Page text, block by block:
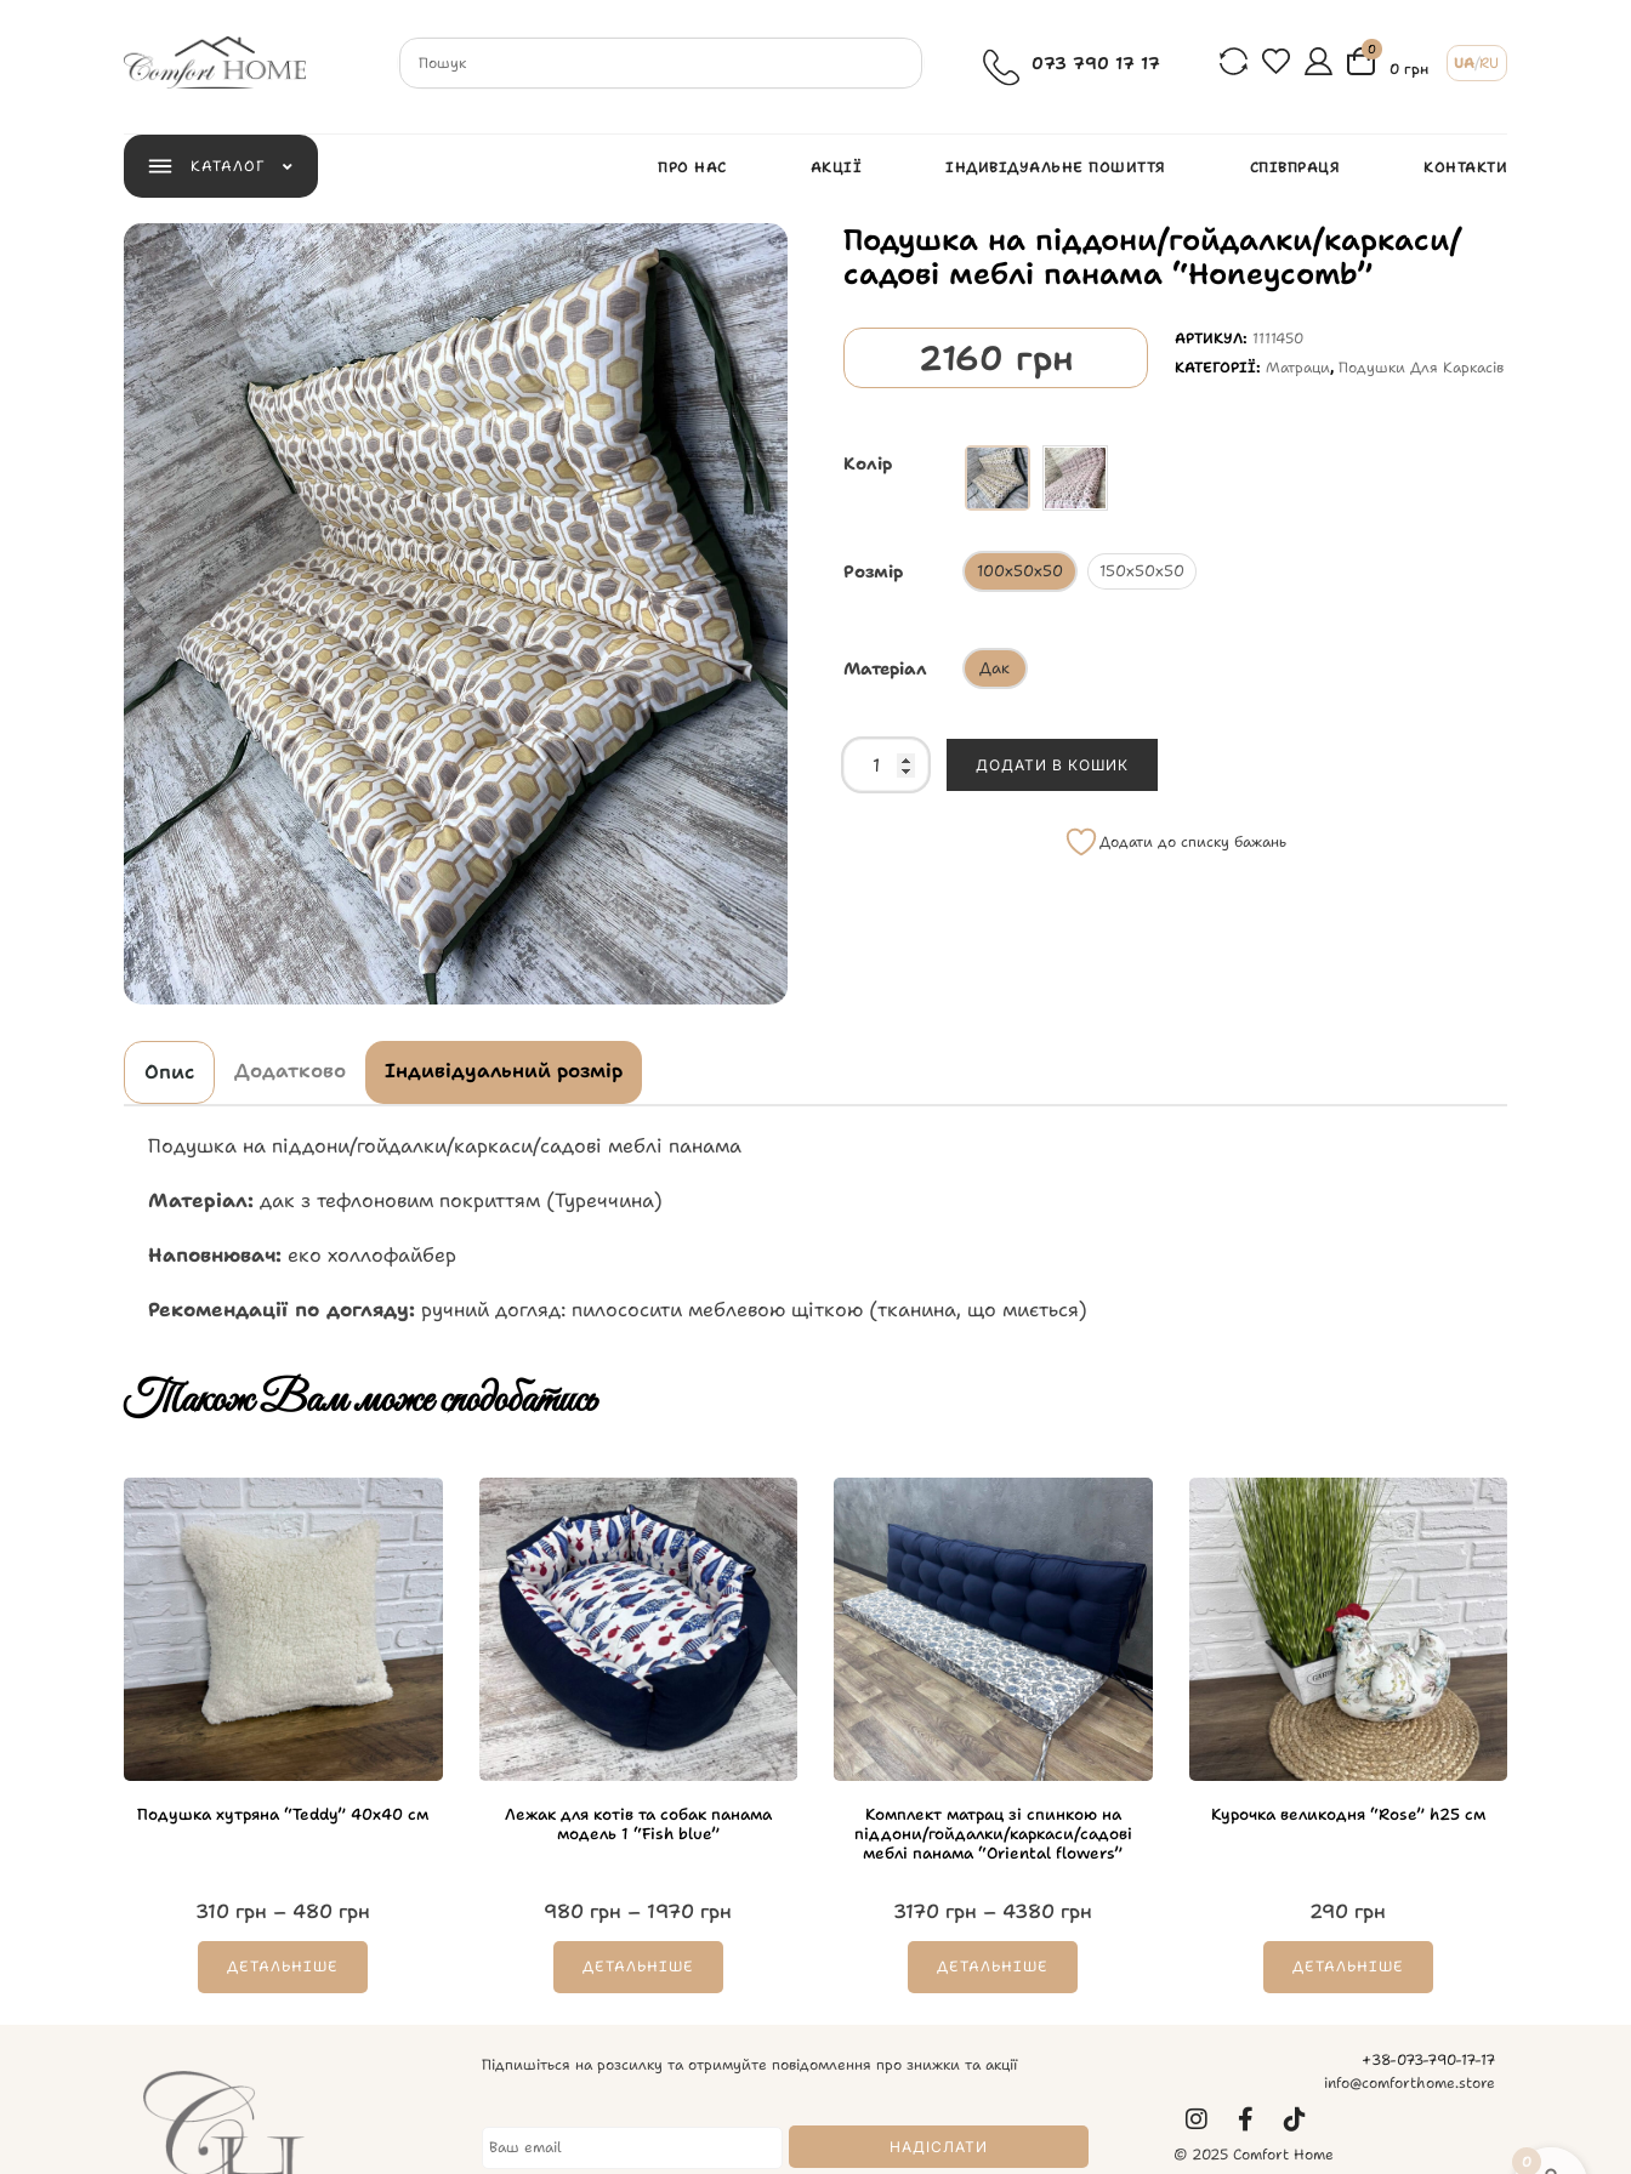
073 790 17 17
0
0 грн UA/RU
КАТАЛОГ ПРО НАС АКЦІЇ ІНДИВІДУАЛЬНЕ ПОШИТТЯ СПІВПРАЦЯ КОНТАКТИ
Подушка на піддони/гойдалки/каркаси/
садові меблі панама “Honeycomb”
2160 грн АРТИКУЛ: 1111450
КАТЕГОРІЇ:Матраци,Подушки Для Каркасів
Колір
Розмір 100х50х50 150х50х50
Матеріал Дак
ДОДАТИ В КОШИК
Додати до списку бажань
Опис Додатково Індивідуальний розмір
Подушка на піддони/гойдалки/каркаси/садові меблі панама
Матеріал: дак з тефлоновим покриттям (Туреччина)
Наповнювач: еко холлофайбер
Рекомендації по догляду: ручний догляд: пилососити меблевою щіткою (тканина, що миється)
Також Вам може сподобатись
Подушка хутряна “Teddy” 40х40 см
310 грн – 480 грн
ДЕТАЛЬНІШЕ
Лежак для котів та собак панама
модель 1 “Fish blue”
980 грн – 1970 грн
ДЕТАЛЬНІШЕ
Комплект матрац зі спинкою на
піддони/гойдалки/каркаси/садові
меблі панама “Oriental flowers”
3170 грн – 4380 грн
ДЕТАЛЬНІШЕ
Курочка великодня “Rose” h25 см
290 грн
ДЕТАЛЬНІШЕ
Підпишіться на розсилку та отримуйте повідомлення про знижки та акції
+38-073-790-17-17
info@comforthome.store
© 2025 Comfort Home 0